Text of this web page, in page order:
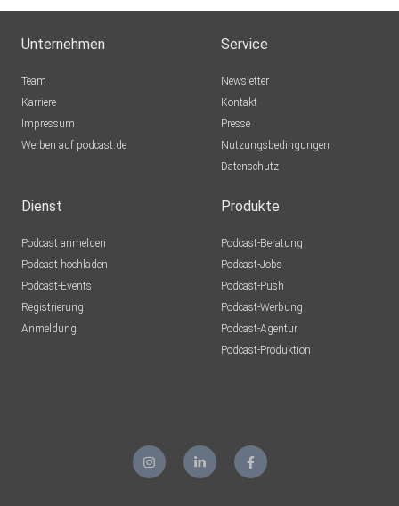
Unternehmen
Team
Karriere
Impressum
Werben auf podcast.de
Service
Newsletter
Kontakt
Presse
Nutzungsbedingungen
Datenschutz
Dienst
Podcast anmelden
Podcast hochladen
Podcast-Events
Registrierung
Anmeldung
Produkte
Podcast-Beratung
Podcast-Jobs
Podcast-Push
Podcast-Werbung
Podcast-Agentur
Podcast-Produktion